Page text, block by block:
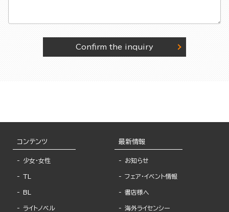
Confirm the inquiry
コンテンツ
少女・女性
TL
BL
ライトノベル
最新情報
お知らせ
フェア・イベント情報
書店様へ
海外ライセンシー